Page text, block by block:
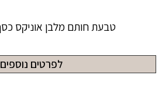
טבעת חותם מלבן אוניקס
לפרטים נוספים